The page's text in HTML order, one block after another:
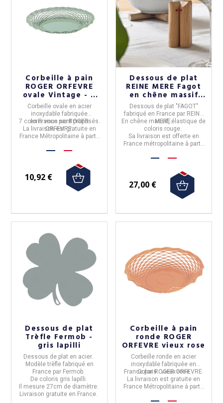
(1 avis)
Corbeille à pain
ROGER ORFEVRE
ovale Vintage - 7
coloris
Corbeille ovale en acier
inoxydablefabriquée
enFrance parROGER
ORFEVRE.
7 colorisvous sont proposés.
La livraison estgratuiteen
France Métropolitaine à partir
10,92 €
Dessous de plat
REINE MERE Fagot
en chêne massif
Elastique Rouge
Dessous de plat "FAGOT"
fabriqué en France par REINE
MERE.
En chêne massif, élastique de
coloris rouge.
Sa livraison est offerte en
France métropolitaine à partir
27,00 €
Dessous de plat
Trèfle Fermob -
gris lapilli
Dessous de plat en acier
Modèletrèflefabriqué en
France par Fermob
De coloris gris lapilli.
Il mesure 27cm de diamètre.
Livraison gratuite en France.
Corbeille à pain
ronde ROGER
ORFEVRE vieux rose
Corbeille ronde en acier
inoxydablefabriquée en
FranceparROGER ORFEVRE.
Coloris : vieux rose
La livraison est gratuite en
France Métropolitaine à partir